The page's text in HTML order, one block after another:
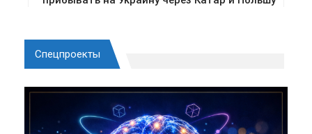
Спецпроекты